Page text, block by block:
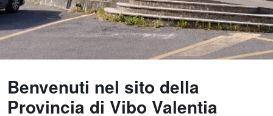
Benvenuti nel sito della
Provincia di Vibo Valentia